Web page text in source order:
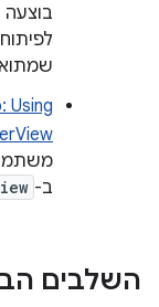
Using
ב-
השלבים